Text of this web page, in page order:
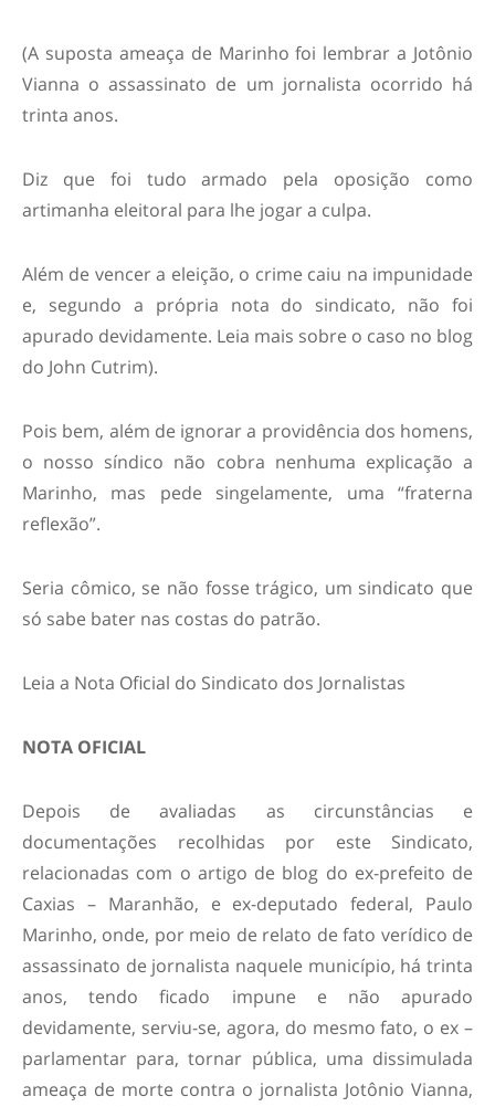
(A suposta ameaça de Marinho foi lembrar a Jotônio
Vianna o assassinato de um jornalista ocorrido há
trinta anos.
Diz que foi tudo armado pela oposição como
artimanha eleitoral para lhe jogar a culpa.
Além de vencer a eleição, o crime caiu na impunidade
e, segundo a própria nota do sindicato, não foi
apurado devidamente. Leia mais sobre o caso no blog
do John Cutrim).
Pois bem, além de ignorar a providência dos homens,
o nosso síndico não cobra nenhuma explicação a
Marinho, mas pede singelamente, uma “fraterna
reflexão”.
Seria cômico, se não fosse trágico, um sindicato que
só sabe bater nas costas do patrão.
Leia a Nota Oficial do Sindicato dos Jornalistas
NOTA OFICIAL
Depois de avaliadas as circunstâncias e
documentações recolhidas por este Sindicato,
relacionadas com o artigo de blog do ex-prefeito de
Caxias – Maranhão, e ex-deputado federal, Paulo
Marinho, onde, por meio de relato de fato verídico de
assassinato de jornalista naquele município, há trinta
anos, tendo ficado impune e não apurado
devidamente, serviu-se, agora, do mesmo fato, o ex –
parlamentar para, tornar pública, uma dissimulada
ameaça de morte contra o jornalista Jotônio Vianna,